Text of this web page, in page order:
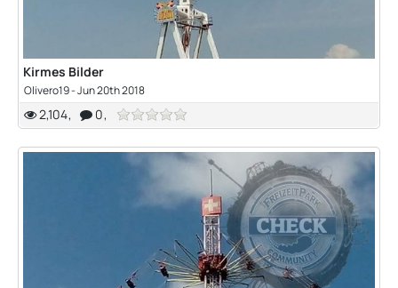
Kirmes Bilder
Olivero19 -Jun 20th 2018
2,104 0